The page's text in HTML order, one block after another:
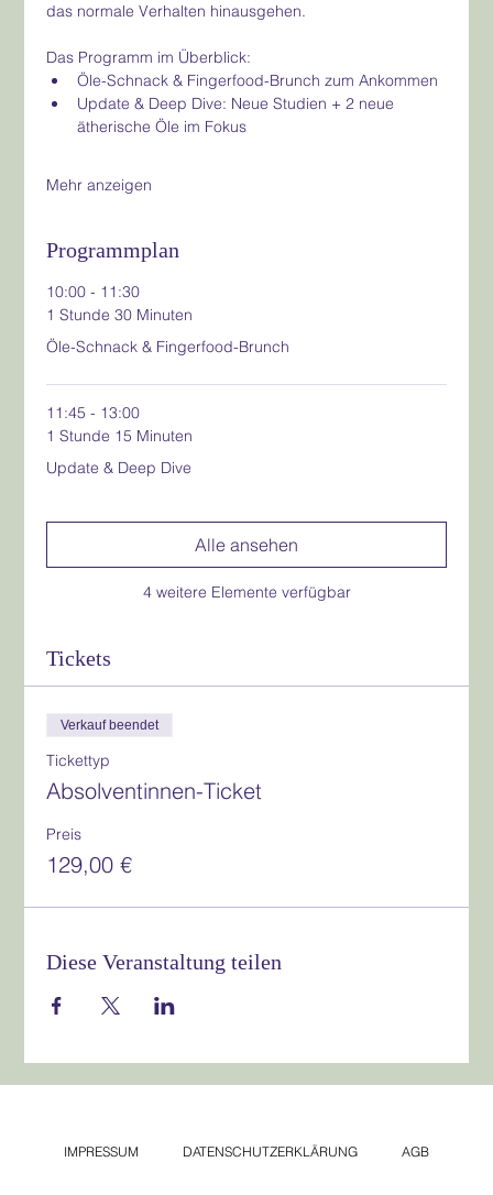
das normale Verhalten hinausgehen.
Das Programm im Überblick:
Öle-Schnack & Fingerfood-Brunch zum Ankommen
Update & Deep Dive: Neue Studien + 2 neue
ätherische Öle im Fokus
Mehr anzeigen
Programmplan
10:00 - 11:30
1 Stunde 30 Minuten
Öle-Schnack & Fingerfood-Brunch
11:45 - 13:00
1 Stunde 15 Minuten
Update & Deep Dive
4 weitere Elemente verfügbar
Alle ansehen
Tickets
Verkauf beendet
Tickettyp
Absolventinnen-Ticket
Preis
129,00 €
Diese Veranstaltung teilen
IMPRESSUM DATENSCHUTZERKLÄRUNG AGB